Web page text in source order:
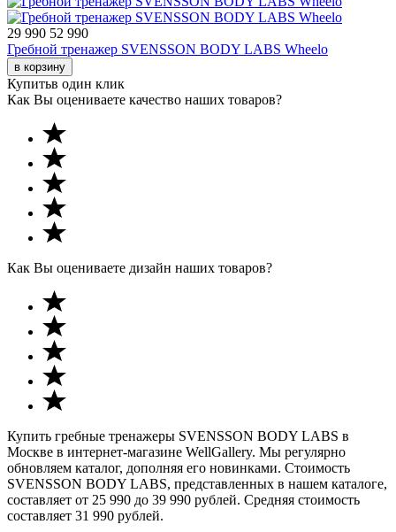
29 990 52 990
Гребной тренажер SVENSSON BODY LABS Wheelo
в корзину
Купитьв один клик
Как Вы оцениваете качество наших товаров?
Как Вы оцениваете дизайн наших товаров?
Купить гребные тренажеры SVENSSON BODY LABS в
Москве в интернет-магазине WellGallery. Мы регулярно
обновляем каталог, дополняя его новинками. Стоимость
SVENSSON BODY LABS, представленных в нашем каталоге,
составляет от 25 990 до 39 990 рублей. Средняя стоимость
составляет 31 990 рублей.